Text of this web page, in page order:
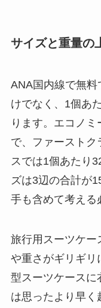
サイズと重量の
ANA国内線で無
けでなく、1個あ
ります。エコノ
で、ファーストク
スでは1個あたり
ズは3辺の合計が
手も含めて考える
旅行用スーツケー
や重さがギリギリ
型スーツケースに
は思ったより早